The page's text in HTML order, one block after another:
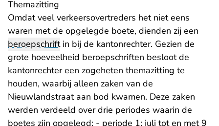
Themazitting
Omdat veel verkeersovertreders het niet eens
waren met de opgelegde boete, dienden zij een
beroepschriftin bij de kantonrechter. Gezien de
grote hoeveelheid beroepschriften besloot de
kantonrechter een zogeheten themazitting te
houden, waarbij alleen zaken van de
Nieuwlandstraat aan bod kwamen. Deze zaken
werden verdeeld over drie periodes waarin de
boetes zijn opgelegd: - periode 1: juli tot en met 9